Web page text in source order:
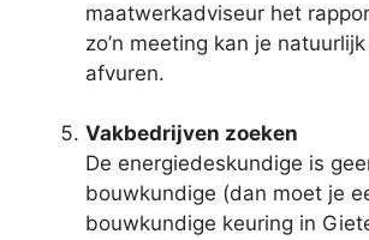
maatwerkadviseur het
zo’n meeting kan je
afvuren.
Vakbedrijven zoeken
De energiedeskundige is
bouwkundige (dan moet je
bouwkundige keuring in